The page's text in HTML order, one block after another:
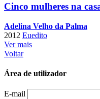
Cinco mulheres na
Adelina Velho da Palma
2012 Euedito
Ver mais
Voltar
Área de utilizador
E-mail